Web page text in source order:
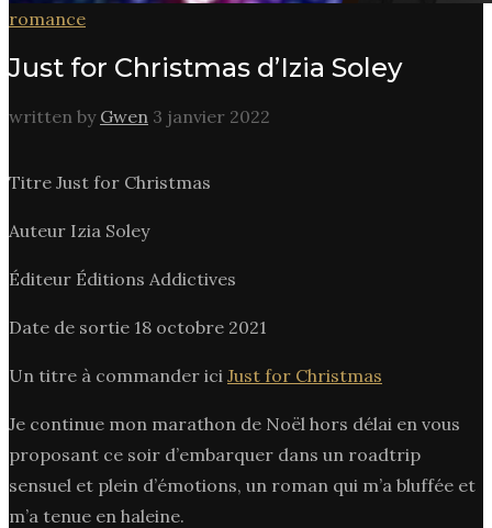
romance
Just for Christmas d’Izia Soley
written by Gwen 3 janvier 2022
Titre Just for Christmas
Auteur Izia Soley
Éditeur Éditions Addictives
Date de sortie 18 octobre 2021
Un titre à commander ici Just for Christmas
Je continue mon marathon de Noël hors délai en vous
proposant ce soir d’embarquer dans un roadtrip
sensuel et plein d’émotions, un roman qui m’a bluffée et
m’a tenue en haleine.